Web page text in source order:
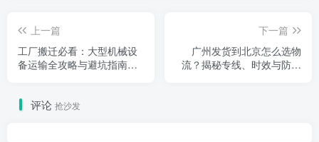
上一篇
工厂搬迁必看：大型机械设
备运输全攻略与避坑指南
下一篇
广州发货到北京怎么选物
流？揭秘专线、时效与防坑
评论 抢沙发